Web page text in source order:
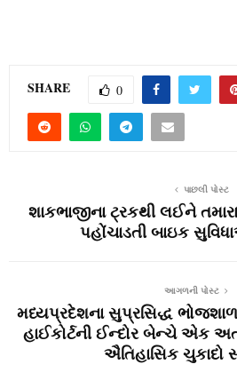
SHARE 0
પાછલી પોસ્ટ
શાકભાજીના ટ્રકથી લઈને
પહોંચાડતી બાઇક
આગળની પોસ્ટ
મધ્યપ્રદેશના સુપ્રસિદ્ધ
હાઈકોર્ટની ઈન્દોર બેન્ચે એક
ઐતિહાસિક ચુકાદો